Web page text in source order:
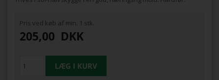
Pris ved køb af min. 1 stk.
205,00 DKK